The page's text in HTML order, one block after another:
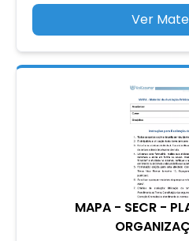
Ver
MAPA - SECR -